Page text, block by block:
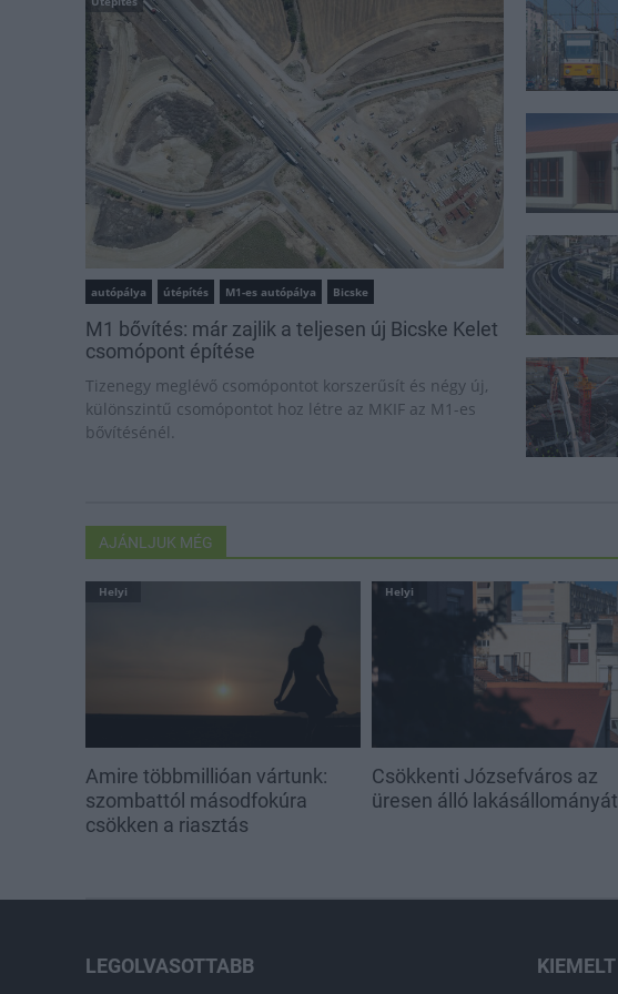
autópálya útépítés M1-es autópálya Bicske
M1 bővítés: már zajlik a teljesen új Bicske Kelet
csomópont építése
Tizenegy meglévő csomópontot korszerűsít és négy új,
különszintű csomópontot hoz létre az MKIF az M1-es
bővítésénél.
AJÁNLJUK MÉG
Helyi
Amire többmillióan vártunk:
szombattól másodfokúra
csökken a riasztás
Helyi
Csökkenti Józsefváros az
üresen álló lakásállományát
LEGOLVASOTTABB KIEMELT